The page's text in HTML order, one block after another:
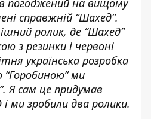
справжній “Шахед”.
ролик, де “Шахед”
з резинки і червоні
українська розробка
“Горобиною” ми
Я сам це придумав
ми зробили два ролики.